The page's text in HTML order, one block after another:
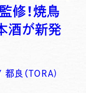
修！焼鳥
酒が新発
都良（TORA)